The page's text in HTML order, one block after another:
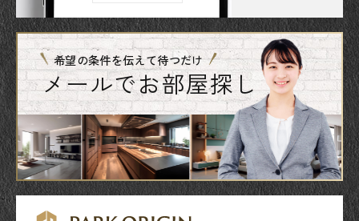
希望の条件を伝えて待つだけ
メールでお部屋探し